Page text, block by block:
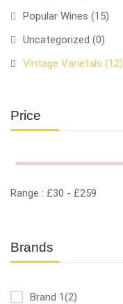
Popular Wines (15)
Uncategorized (0)
Vintage Varietals (12)
Price
Range : £30 - £259
Brands
Brand 1(2)